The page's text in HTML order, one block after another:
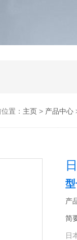
置： 主页> 产品中心
产
简
日